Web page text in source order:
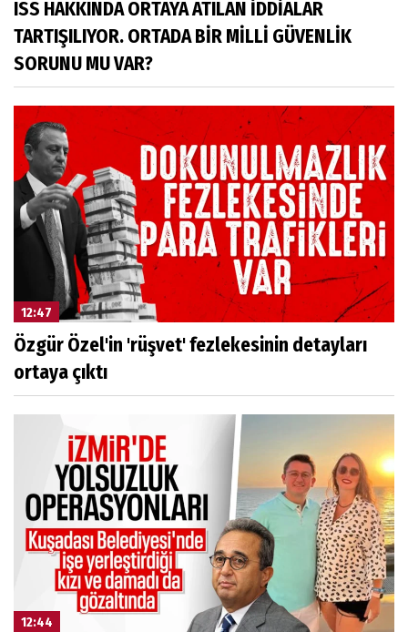
ISS HAKKINDA ORTAYA ATILAN İDDİALAR
TARTIŞILIYOR. ORTADA BİR MİLLİ GÜVENLİK
SORUNU MU VAR?
12:47
Özgür Özel'in 'rüşvet' fezlekesinin detayları
ortaya çıktı
12:44